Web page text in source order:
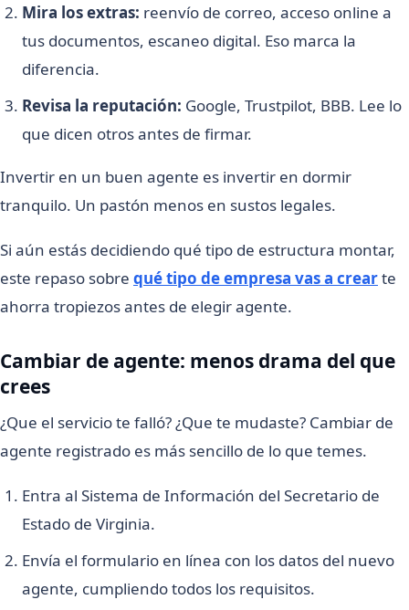
Mira los extras: reenvío de correo, acceso online a
tus documentos, escaneo digital. Eso marca la
diferencia.
Revisa la reputación: Google, Trustpilot, BBB. Lee lo
que dicen otros antes de firmar.
Invertir en un buen agente es invertir en dormir
tranquilo. Un pastón menos en sustos legales.
Si aún estás decidiendo qué tipo de estructura montar,
este repaso sobre qué tipo de empresa vas a crearte
ahorra tropiezos antes de elegir agente.
Cambiar de agente: menos drama del que
crees
¿Que el servicio te falló? ¿Que te mudaste? Cambiar de
agente registrado es más sencillo de lo que temes.
Entra al Sistema de Información del Secretario de
Estado de Virginia.
Envía el formulario en línea con los datos del nuevo
agente, cumpliendo todos los requisitos.